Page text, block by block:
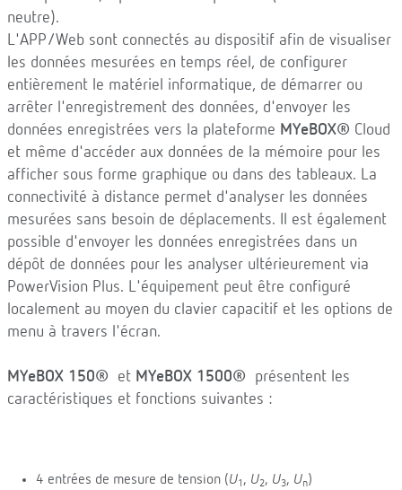
neutre).
L'APP/Web sont connectés au dispositif afin de visualiser
les données mesurées en temps réel, de configurer
entièrement le matériel informatique, de démarrer ou
arrêter l'enregistrement des données, d'envoyer les
données enregistrées vers la plateforme MYeBOX® Cloud
et même d'accéder aux données de la mémoire pour les
afficher sous forme graphique ou dans des tableaux. La
connectivité à distance permet d'analyser les données
mesurées sans besoin de déplacements. Il est également
possible d'envoyer les données enregistrées dans un
dépôt de données pour les analyser ultérieurement via
PowerVision Plus. L'équipement peut être configuré
localement au moyen du clavier capacitif et les options de
menu à travers l'écran.
MYeBOX 150® et MYeBOX 1500®
présentent les
caractéristiques et fonctions suivantes :
4 entrées de mesure de tension (U1 , U2, U3, Un)